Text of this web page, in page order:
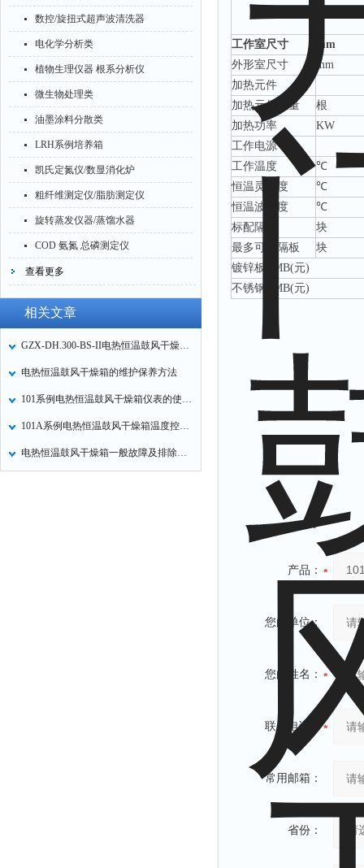
数控/旋扭式超声波清洗器
电化学分析类
植物生理仪器 根系分析仪
微生物处理类
油墨涂料分散类
LRH系例培养箱
凯氏定氮仪/数显消化炉
粗纤维测定仪/脂肪测定仪
旋转蒸发仪器/蒸馏水器
COD 氨氮 总磷测定仪
查看更多
相关文章
GZX-DH.300-BS-II电热恒温鼓风干燥使用及注意事项
电热恒温鼓风干燥箱的维护保养方法
101系例电热恒温鼓风干燥箱仪表的使用方法
101A系例电热恒温鼓风干燥箱温度控制操作方法
电热恒温鼓风干燥箱一般故障及排除方法
工作室尺寸
mm
外形室尺寸
mm
加热元件
加热元件数量
根
加热功率
KW
工作电源
工作温度
℃
恒温灵敏度
℃
恒温波动度
℃
标配隔板
块
最多可配隔板
块
镀锌板
RMB(元)
不锈钢
RMB(元)
产品：
您的单位：
您的姓名：
联系电话：
常用邮箱：
省份：